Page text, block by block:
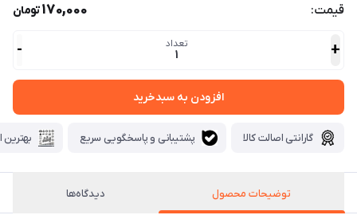
قیمت: 170,000تومان
+ تعداد
1
-
افزودن به سبدخرید
گارانتی اصالت کالا پشتیبانی و پاسخگویی سریع بهترین
توضیحات محصول دیدگاه‌ها